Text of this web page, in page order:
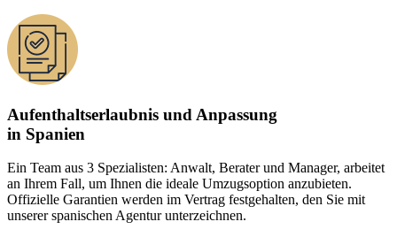
Aufenthaltserlaubnis und Anpassung
in Spanien
Ein Team aus 3 Spezialisten: Anwalt, Berater und Manager, arbeitet
an Ihrem Fall, um Ihnen die ideale Umzugsoption anzubieten.
Offizielle Garantien werden im Vertrag festgehalten, den Sie mit
unserer spanischen Agentur unterzeichnen.